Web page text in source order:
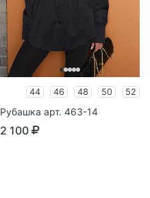
44 46 48 50 52
Рубашка арт. 463-14
2 100